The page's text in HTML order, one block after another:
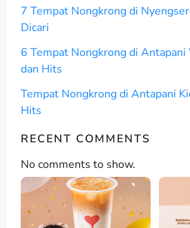
7 Tempat Nongkrong di
Dicari
6 Tempat Nongkrong di Antapani
dan Hits
Tempat Nongkrong di Antapani
Hits
RECENT COMMENTS
No comments to show.